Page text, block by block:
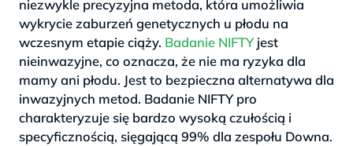
niezwykle precyzyjna metoda, która umożliwia
wykrycie zaburzeń genetycznych u płodu na
wczesnym etapie ciąży. Badanie NIFTYjest
nieinwazyjne, co oznacza, że nie ma ryzyka dla
mamy ani płodu. Jest to bezpieczna alternatywa dla
inwazyjnych metod. Badanie NIFTY pro
charakteryzuje się bardzo wysoką czułością i
specyficznością, sięgającą 99% dla zespołu Downa.